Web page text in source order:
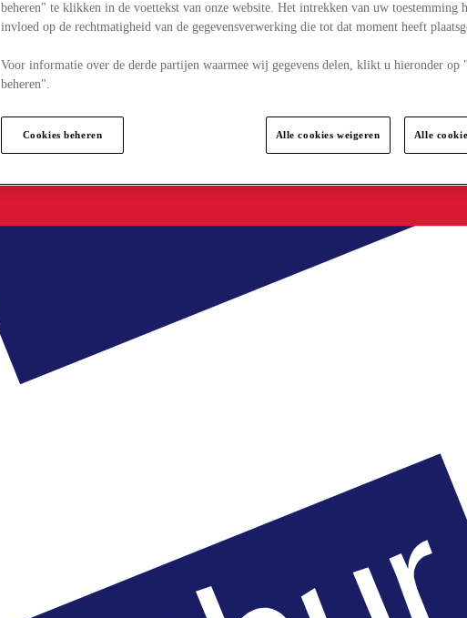
beheren" te klikken in de voettekst van onze website. Het intrekken van uw toestemming
invloed op de rechtmatigheid van de gegevensverwerking die tot dat moment heeft
Voor informatie over de derde partijen waarmee wij gegevens delen, klikt u hieronder op
beheren".
Cookies beheren Alle cookies weigeren Alle